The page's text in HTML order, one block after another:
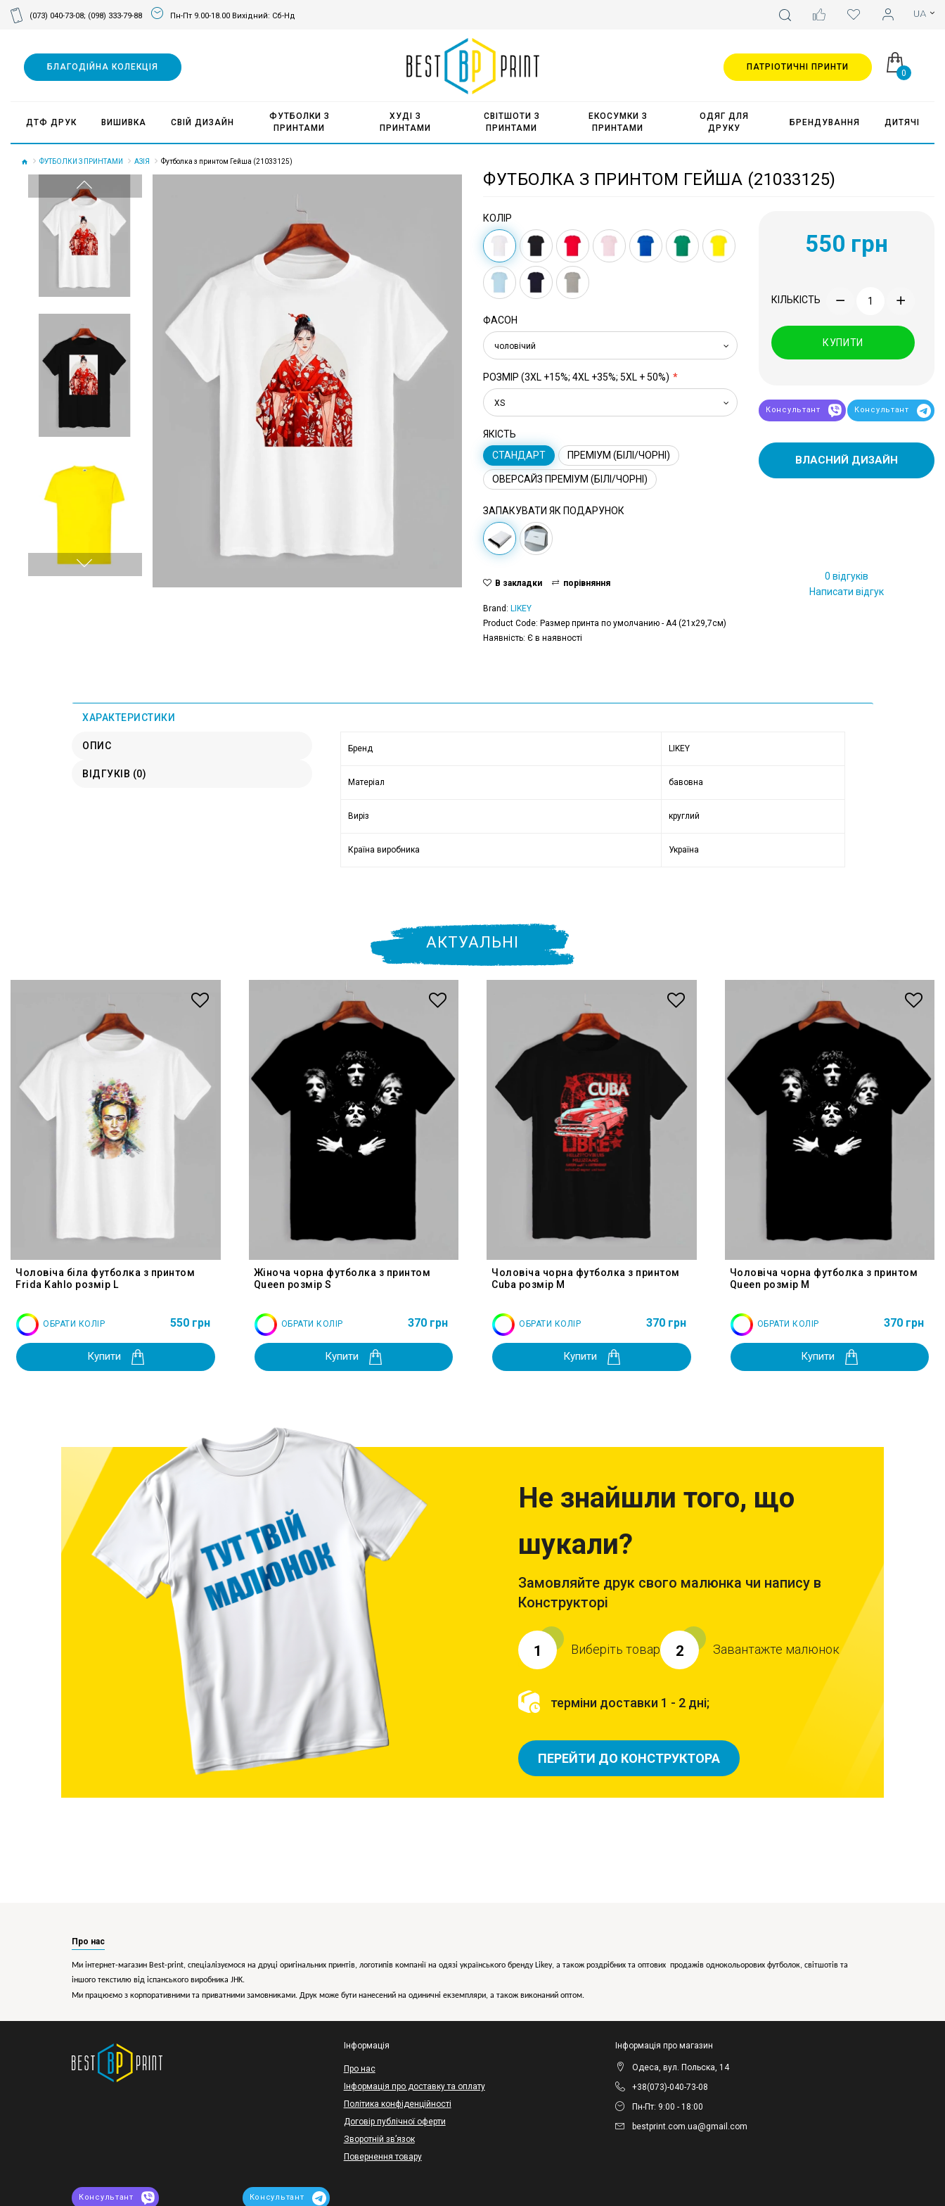
(073) 040-73-08; (098) 333-79-88 Пн-Пт 9.00-18.00 Вихідний: Сб-Нд
0
БЛАГОДІЙНА КОЛЕКЦІЯ
ДТФ ДРУК ВИШИВКА СВІЙ ДИЗАЙН
ФУТБОЛКИ З
ПРИНТАМИ
ХУДІ З
ПРИНТАМИ
СВІТШОТИ З
ПРИНТАМИ
ЕКОСУМКИ З
ПРИНТАМИ
ОДЯГ ДЛЯ
ДРУКУ
БРЕНДУВАННЯ ДИТЯЧІ
ПАТРІОТИЧНІ ПРИНТИ
ФУТБОЛКИ З ПРИНТАМИ АЗІЯ Футболка з принтом Гейша (21033125)
ФУТБОЛКА З ПРИНТОМ ГЕЙША (21033125)
КОЛІР
ФАСОН
чоловічий
РОЗМІР (3XL +15%; 4XL +35%; 5XL + 50%)
XS
ЯКІСТЬ
СТАНДАРТ
ПРЕМІУМ (БІЛІ/ЧОРНІ)
ОВЕРСАЙЗ ПРЕМІУМ (БІЛІ/ЧОРНІ)
ЗАПАКУВАТИ ЯК ПОДАРУНОК
550 грн
КІЛЬКІСТЬ
КУПИТИ
Консультант Консультант
ВЛАСНИЙ ДИЗАЙН
В закладки порівняння
Brand: LIKEY
Product Code: Размер принта по умолчанию - А4 (21x29,7см)
Наявність: Є в наявності
0 відгуків
Написати відгук
ХАРАКТЕРИСТИКИ
ОПИС
ВІДГУКІВ (0)
Бренд LIKEY
Матеріал бавовна
Виріз круглий
Країна виробника Україна
АКТУАЛЬНІ
Чоловіча біла футболка з принтом
Frida Kahlo розмір L
ОБРАТИ КОЛІР 550 грн
Купити
Жіноча чорна футболка з принтом
Queen розмір S
ОБРАТИ КОЛІР 370 грн
Купити
Чоловіча чорна футболка з принтом
Cuba розмір M
ОБРАТИ КОЛІР 370 грн
Купити
Чоловіча чорна футболка з принтом
Queen розмір M
ОБРАТИ КОЛІР 370 грн
Купити
Не знайшли того, що
шукали?
Замовляйте друк свого малюнка чи напису в
Конструкторі
1 Виберіть товар 2 Завантажте малюнок
терміни доставки 1 - 2 дні;
ПЕРЕЙТИ ДО КОНСТРУКТОРА
Про нас
Ми інтернет-магазин Best-print, спеціалізуємося на друці оригінальних принтів, логотипів компанії на одязі українського бренду Likey, а також роздрібних та оптових продажів однокольорових футболок, світшотів та
іншого текстилю від іспанського виробника JHK.
Ми працюємо з корпоративними та приватними замовниками. Друк може бути нанесений на одиничні екземпляри, а також виконаний оптом.
Інформація
Про нас
Інформація про доставку та оплату
Політика конфіденційності
Договір публічної оферти
Зворотній зв’язок
Повернення товару
Інформація про магазин
Одеса, вул. Польска, 14
+38(073)-040-73-08
Пн-Пт: 9:00 - 18:00
bestprint.com.ua@gmail.com
Консультант Консультант